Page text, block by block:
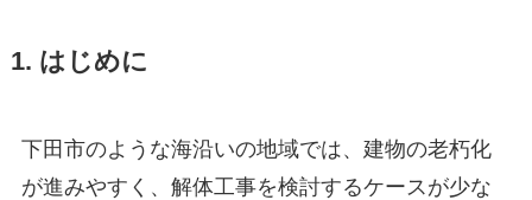
1. はじめに
下田市のような海沿いの地域では、建物の老朽化
が進みやすく、解体工事を検討するケースが少な